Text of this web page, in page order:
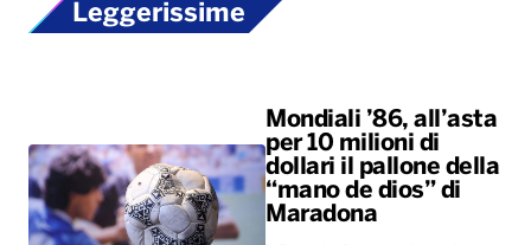
Leggerissime
Mondiali ’86, all’asta
per 10 milioni di
dollari il pallone della
“mano de dios” di
Maradona